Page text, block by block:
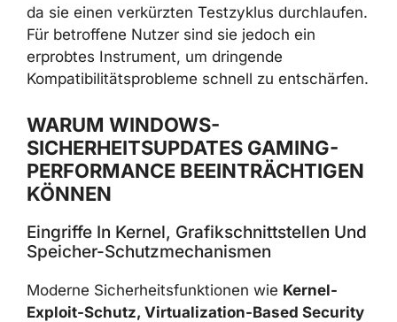
Windows-Update wiederherstellen sollen.
Nvidia kennzeichnet Hotfix-Treiber bewusst
alsBeta, da sie einen verkürzten Testzyklus
durchlaufen. Für betroffene Nutzer sind sie
dringende Kompatibilitätsprobleme schnell zu
entschärfen.
WARUM WINDOWS-
PERFORMANCE
BEEINTRÄCHTIGEN KÖNNEN
Eingriffe In Kernel, Grafikschnittstellen
Und Speicher-Schutzmechanismen